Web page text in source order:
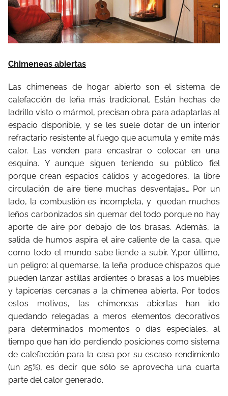
Chimeneas abiertas
Las chimeneas de hogar abierto son el sistema de
calefacción de leña más tradicional. Están hechas de
ladrillo visto o mármol, precisan obra para adaptarlas al
espacio disponible, y se les suele dotar de un interior
refractario resistente al fuego que acumula y emite más
calor. Las venden para encastrar o colocar en una
esquina. Y aunque siguen teniendo su público fiel
porque crean espacios cálidos y acogedores, la libre
circulación de aire tiene muchas desventajas… Por un
lado, la combustión es incompleta, y
quedan muchos
leños carbonizados sin quemar del todo porque no hay
aporte de aire por debajo de los brasas. Además, la
salida de humos aspira el aire caliente de la casa, que
como todo el mundo sabe tiende a subir. Y,por último,
un peligro: al quemarse, la leña produce chispazos que
pueden lanzar astillas ardientes o brasas a los muebles
y tapicerías cercanas a la chimenea abierta. Por todos
estos motivos, las chimeneas abiertas han ido
quedando relegadas a meros elementos decorativos
para determinados momentos o días especiales, al
tiempo que han ido perdiendo posiciones como sistema
de calefacción para la casa por su escaso rendimiento
(un 25%), es decir que sólo se aprovecha una cuarta
parte del calor generado.